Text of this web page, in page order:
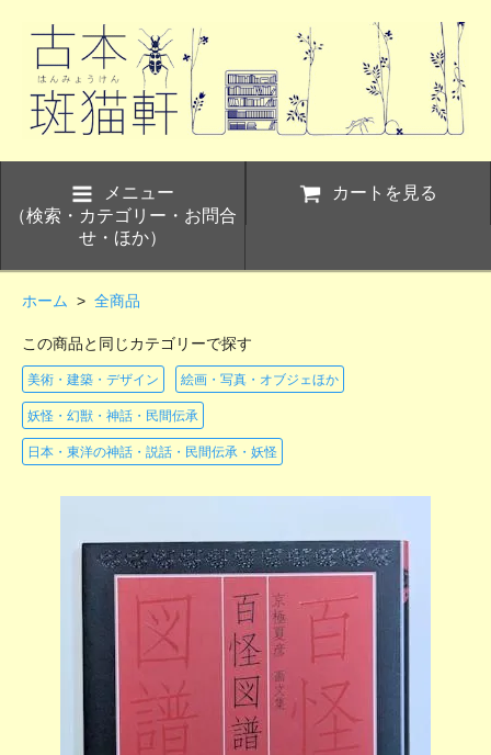
メニュー
（検索・カテゴリー・お問合
せ・ほか）
カートを見る
ホーム > 全商品
この商品と同じカテゴリーで探す
美術・建築・デザイン 絵画・写真・オブジェほか
妖怪・幻獣・神話・民間伝承
日本・東洋の神話・説話・民間伝承・妖怪